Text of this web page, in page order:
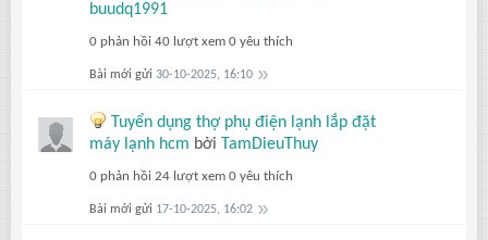
buudq1991
0 phản hồi 40 lượt xem 0 yêu thích
Bài mới gửi 30-10-2025, 16:10
Tuyển dụng thợ phụ điện lạnh lắp đặt
máy lạnh hcm bởi TamDieuThuy
0 phản hồi 24 lượt xem 0 yêu thích
Bài mới gửi 17-10-2025, 16:02